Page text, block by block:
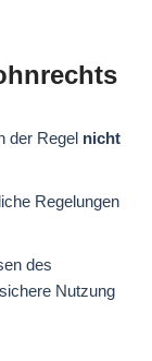
der Regel nicht
Regelungen
des
Nutzung